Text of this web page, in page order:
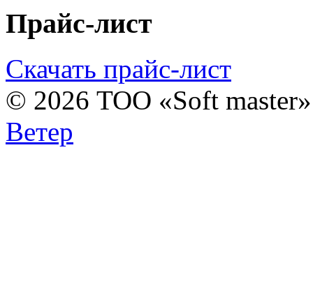
Прайс-лист
Скачать прайс-лист
© 2026 ТОО «Soft
Ветер